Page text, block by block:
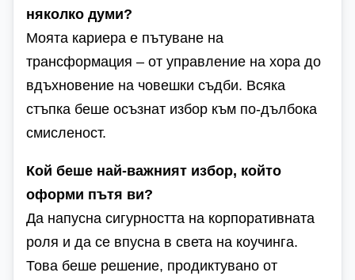
няколко думи?
Моята кариера е пътуване на
трансформация – от управление на хора до
вдъхновение на човешки съдби. Всяка
стъпка беше осъзнат избор към по-дълбока
смисленост.
Кой беше най-важният избор, който
оформи пътя ви?
Да напусна сигурността на корпоративната
роля и да се впусна в света на коучинга.
Това беше решение, продиктувано от